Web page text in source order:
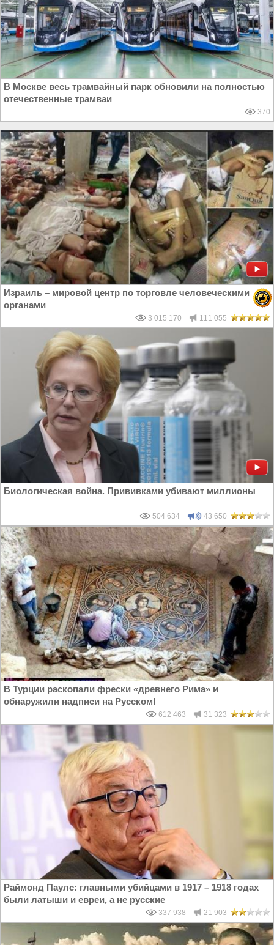
В Москве весь трамвайный парк обновили на полностью
отечественные трамваи
370
Израиль – мировой центр по торговле человеческими
органами
3 015 170 111 055
Биологическая война. Прививками убивают миллионы
504 634 43 650
В Турции раскопали фрески «древнего Рима» и
обнаружили надписи на Русском!
612 463 31 323
Раймонд Паулс: главными убийцами в 1917 – 1918 годах
были латыши и евреи, а не русские
337 938 21 903